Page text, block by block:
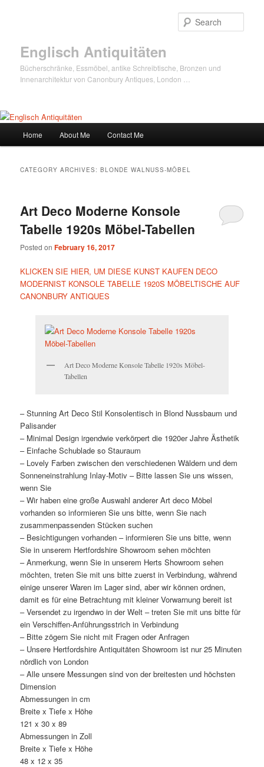
Englisch Antiquitäten
Bücherschränke, Essmöbel, antike Schreibtische, Bronzen und
Innenarchitektur von Canonbury Antiques, London …
Skip
content
Skip
content
Home About Me Contact Me
CATEGORY ARCHIVES:BLONDE WALNUSS-MÖBEL
Art Deco Moderne Konsole
Tabelle 1920s Möbel-Tabellen
Posted onFebruary 16, 2017
KLICKEN SIE HIER, UM DIESE KUNST KAUFEN DECO
MODERNIST KONSOLE TABELLE 1920S MÖBELTISCHE AUF
CANONBURY ANTIQUES
Art Deco Moderne Konsole Tabelle 1920s Möbel-
Tabellen
– Stunning Art Deco Stil Konsolentisch in Blond Nussbaum und
Palisander
– Minimal Design irgendwie verkörpert die 1920er Jahre Ästhetik
– Einfache Schublade so Stauraum
– Lovely Farben zwischen den verschiedenen Wäldern und dem
Sonneneinstrahlung Inlay-Motiv – Bitte lassen Sie uns wissen,
wenn Sie
– Wir haben eine große Auswahl anderer Art deco Möbel
vorhanden so informieren Sie uns bitte, wenn Sie nach
zusammenpassenden Stücken suchen
– Besichtigungen vorhanden – informieren Sie uns bitte, wenn
Sie in unserem Hertfordshire Showroom sehen möchten
– Anmerkung, wenn Sie in unserem Herts Showroom sehen
möchten, treten Sie mit uns bitte zuerst in Verbindung, während
einige unserer Waren im Lager sind, aber wir können ordnen,
damit es für eine Betrachtung mit kleiner Vorwarnung bereit ist
– Versendet zu irgendwo in der Welt – treten Sie mit uns bitte für
ein Verschiffen-Anführungsstrich in Verbindung
– Bitte zögern Sie nicht mit Fragen oder Anfragen
– Unsere Hertfordshire Antiquitäten Showroom ist nur 25 Minuten
nördlich von London
– Alle unsere Messungen sind von der breitesten und höchsten
Dimension
Abmessungen in cm
Breite x Tiefe x Höhe
121 x 30 x 89
Abmessungen in Zoll
Breite x Tiefe x Höhe
48 x 12 x 35